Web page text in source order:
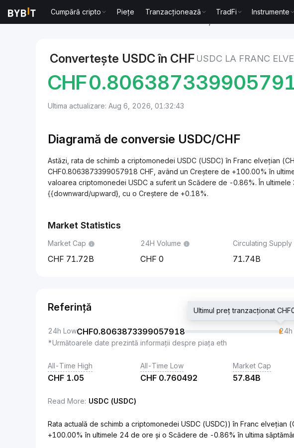
Cumpără cripto Piețe Tranzacționează TradFi Instrumente
Convertește USDC în CHF USDC LA FRANC
CHF
Ultima actualizare: Aug 6, 2026, 01:32:43
Diagramă de conversie USDC/CHF
Astăzi, rata de schimb a criptomonedei USDC (USDC) în Franc elvețian
CHF0.8063873399057918 CHF, având un Creștere de +100.00% în
valoarea criptomonedei USDC a suferit un Scădere de -0.86%. În
{{downward/upward}, cu o Creștere de +0.18%.
Market Statistics
Market Cap
71.72B
24H Volume
0
Circulating Supply
71.74B
Referință
24h LowCHF0.8063873399057918
Ultimul preț tranzacționat
24h
*Următoarele date prezintă informații despre piața eth
All-Time High
CHF 1.05
All-Time Low
CHF 0.760492
Market Cap
57.84B
Read More: USDC (USDC)
Rata actuală de schimb a criptomonedei USDC (USDC)) în Franc elvețian
+100.00% în ultimele 24 de ore și o Scădere de -0.86% în ultima